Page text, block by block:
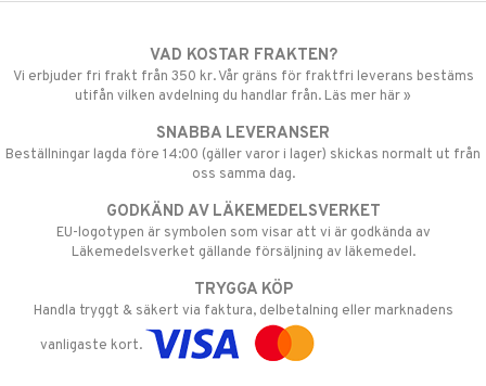
VAD KOSTAR FRAKTEN?
Vi erbjuder fri frakt från 350 kr. Vår gräns för fraktfri leverans bestäms
utifån vilken avdelning du handlar från. Läs mer här »
SNABBA LEVERANSER
Beställningar lagda före 14:00 (gäller varor i lager) skickas normalt ut från
oss samma dag.
GODKÄND AV LÄKEMEDELSVERKET
EU-logotypen är symbolen som visar att vi är godkända av
Läkemedelsverket gällande försäljning av läkemedel.
TRYGGA KÖP
Handla tryggt & säkert via faktura, delbetalning eller marknadens
vanligaste kort.